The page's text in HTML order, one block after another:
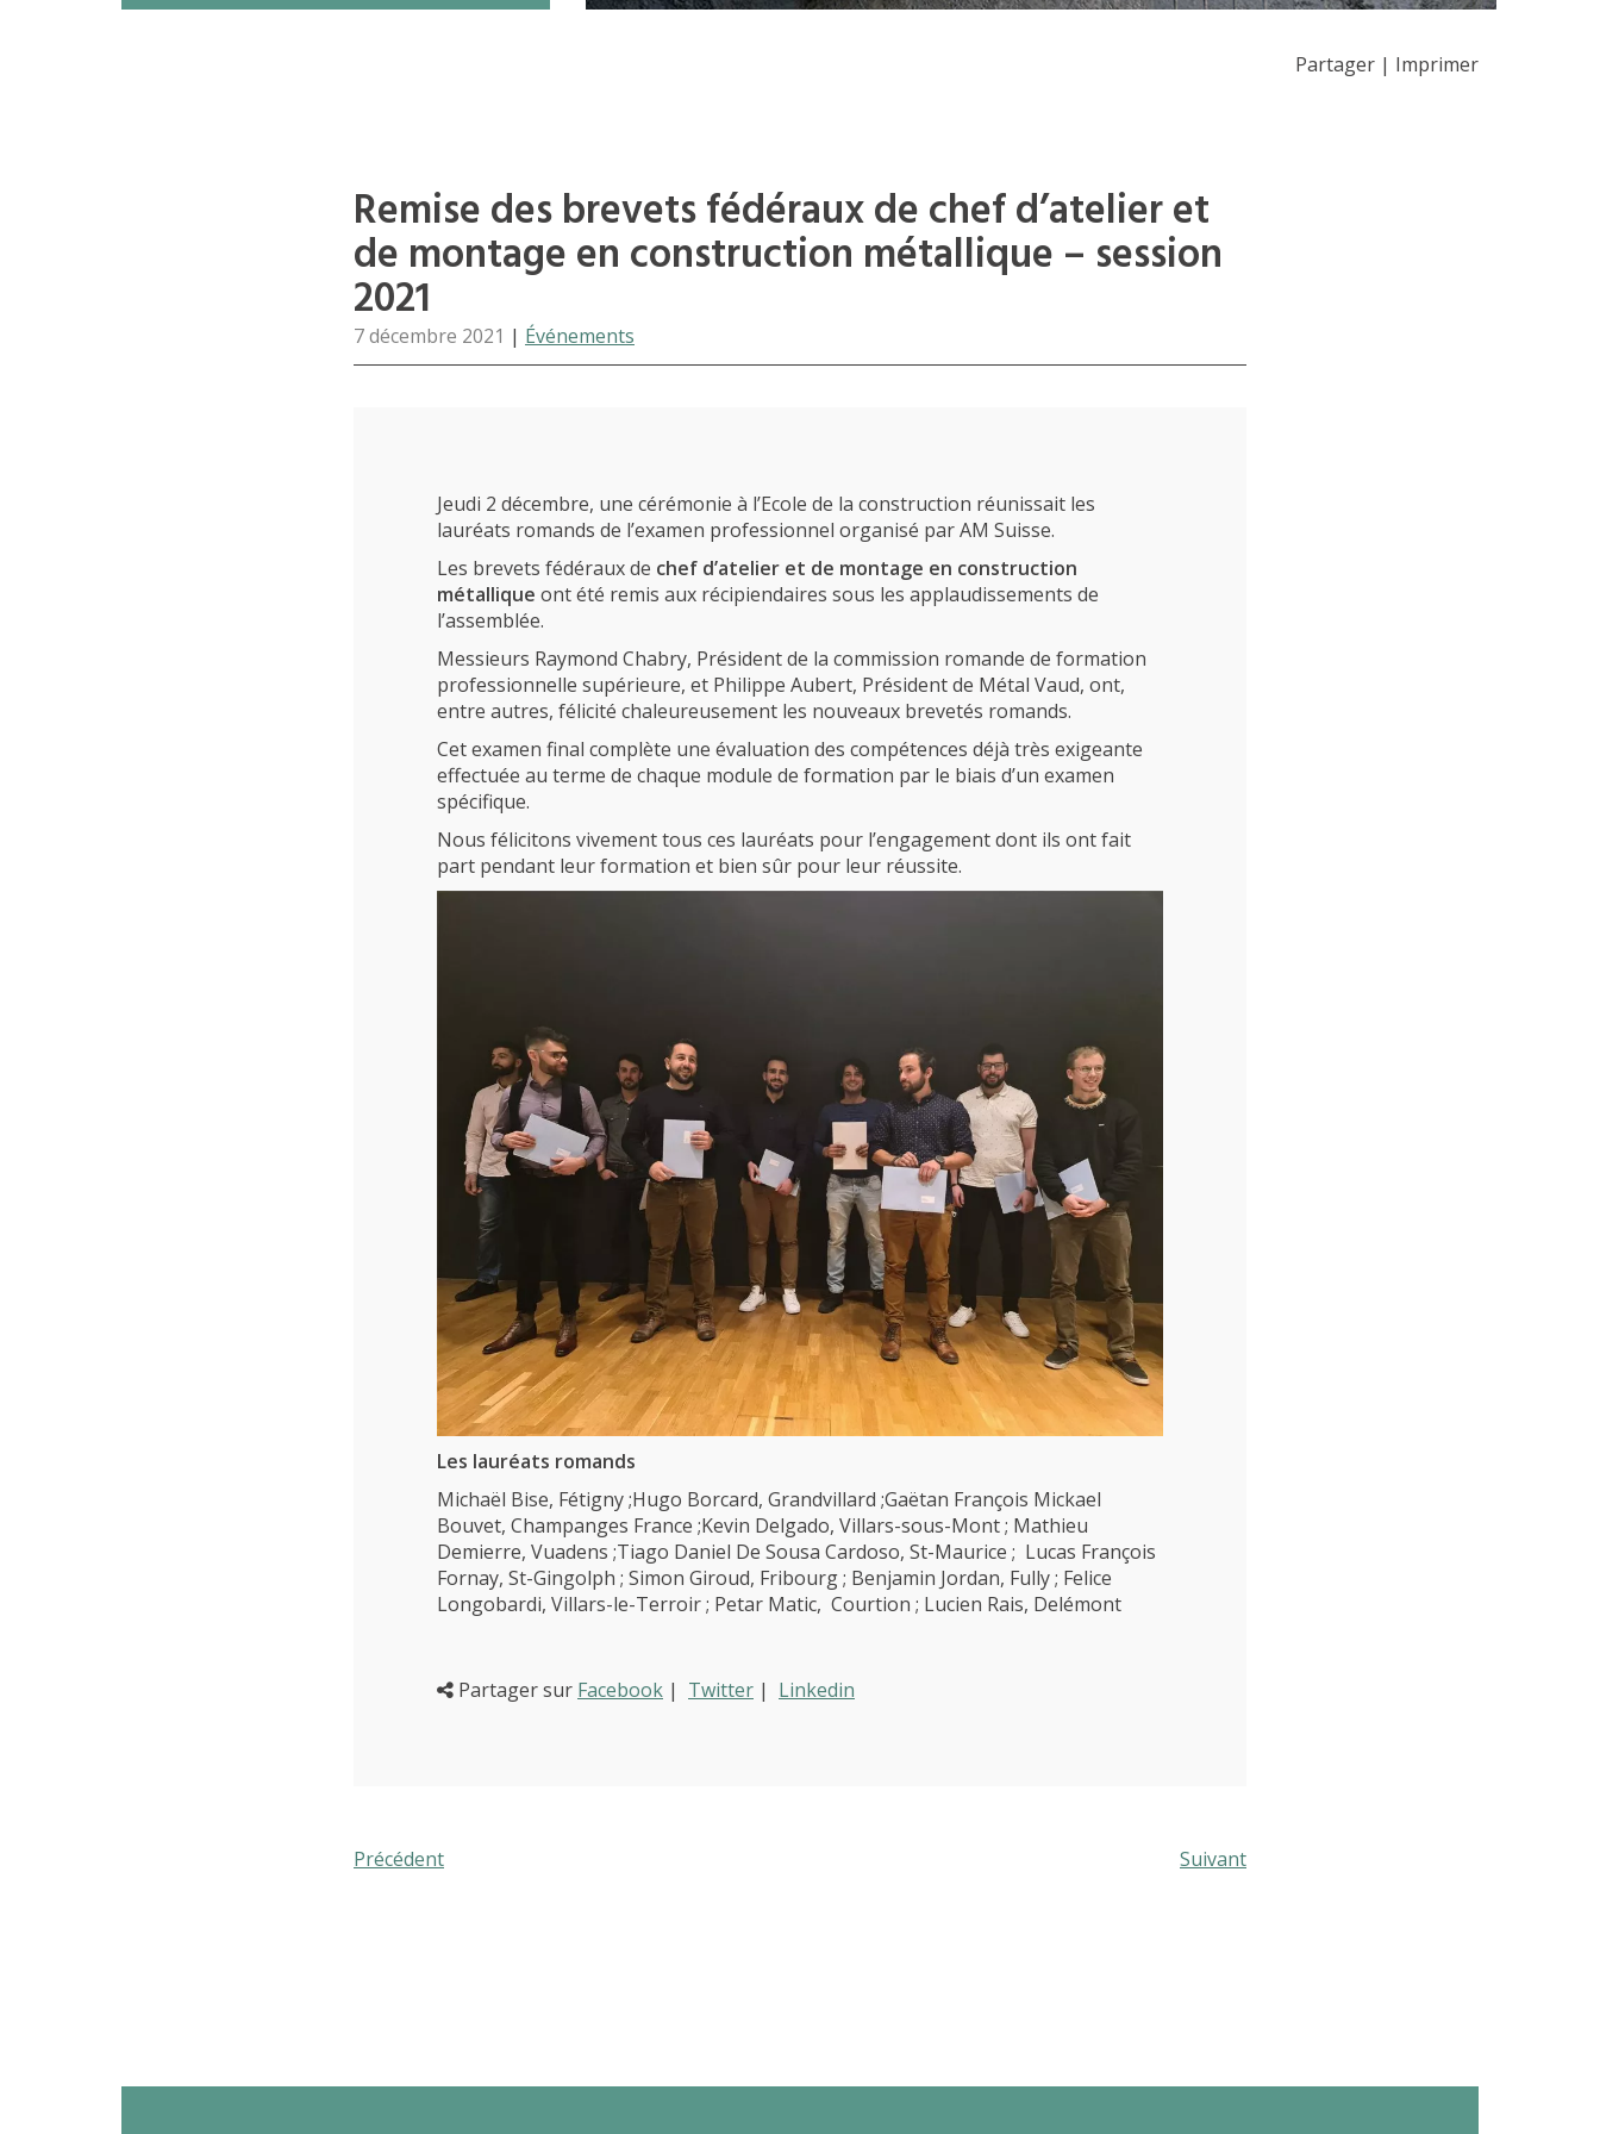
(Par exemple: un métier ou une formation)
Partager | Imprimer
Remise des brevets fédéraux de chef d’atelier et
de montage en construction métallique – session
2021
7 décembre 2021 | Événements
Jeudi 2 décembre, une cérémonie à l’Ecole de la construction réunissait les
lauréats romands de l’examen professionnel organisé par AM Suisse.
Les brevets fédéraux de chef d’atelier et de montage en construction
métallique ont été remis aux récipiendaires sous les applaudissements de
l’assemblée.
Messieurs Raymond Chabry, Président de la commission romande de formation
professionnelle supérieure, et Philippe Aubert, Président de Métal Vaud, ont,
entre autres, félicité chaleureusement les nouveaux brevetés romands.
Cet examen final complète une évaluation des compétences déjà très exigeante
effectuée au terme de chaque module de formation par le biais d’un examen
spécifique.
Nous félicitons vivement tous ces lauréats pour l’engagement dont ils ont fait
part pendant leur formation et bien sûr pour leur réussite.
Les lauréats romands
Michaël Bise, Fétigny ;Hugo Borcard, Grandvillard ;Gaëtan François Mickael
Bouvet, Champanges France ;Kevin Delgado, Villars-sous-Mont ; Mathieu
Demierre, Vuadens ;Tiago Daniel De Sousa Cardoso, St-Maurice ; Lucas François
Fornay, St-Gingolph ; Simon Giroud, Fribourg ; Benjamin Jordan, Fully ; Felice
Longobardi, Villars-le-Terroir ; Petar Matic, Courtion ; Lucien Rais, Delémont
Partager sur Facebook | Twitter | Linkedin
Précédent Suivant